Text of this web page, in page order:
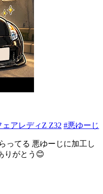
ェアレディZ Z32 #悪ゆーじ
ってる 悪ゆーじに加工し
りがとう😊